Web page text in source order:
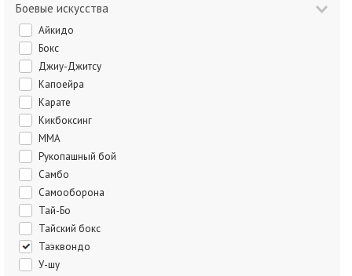
Боевые искусства
Айкидо
Бокс
Джиу-Джитсу
Капоейра
Карате
Кикбоксинг
ММА
Рукопашный бой
Самбо
Самооборона
Тай-Бо
Тайский бокс
Таэквондо
У-шу